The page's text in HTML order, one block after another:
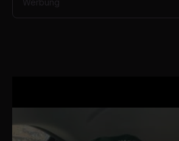
Werbung